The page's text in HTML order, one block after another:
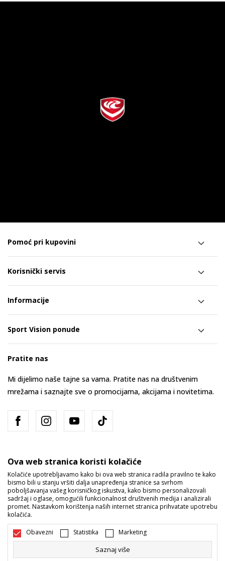
Pomoć pri kupovini
Korisnički servis
Informacije
Sport Vision ponude
Pratite nas
Mi dijelimo naše tajne sa vama. Pratite nas na društvenim
mrežama i saznajte sve o promocijama, akcijama i novitetima.
Bosna i Hercegovina Promijenite
Nastojimo da budemo što precizniji u opisu proizvoda, prikazu slika i
Ova web stranica koristi kolačiće
Kolačiće upotrebljavamo kako bi ova web stranica radila pravilno te kako
bismo bili u stanju vršiti dalja unapređenja stranice sa svrhom
poboljšavanja vašeg korisničkog iskustva, kako bismo personalizovali
sadržaj i oglase, omogućili funkcionalnost društvenih medija i analizirali
promet. Nastavkom korištenja naših internet stranica prihvatate upotrebu
kolačića.
Obavezni Statistika Marketing
Saznaj više